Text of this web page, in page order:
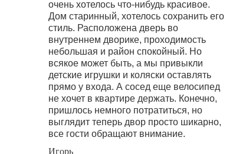
очень хотелось что-нибудь красивое.
Дом старинный, хотелось сохранить его
стиль. Расположена дверь во
внутреннем дворике, проходимость
небольшая и район спокойный. Но
всякое может быть, а мы привыкли
детские игрушки и коляски оставлять
прямо у входа. А сосед еще велосипед
не хочет в квартире держать. Конечно,
пришлось немного потратиться, но
выглядит теперь двор просто шикарно,
все гости обращают внимание.
Игорь